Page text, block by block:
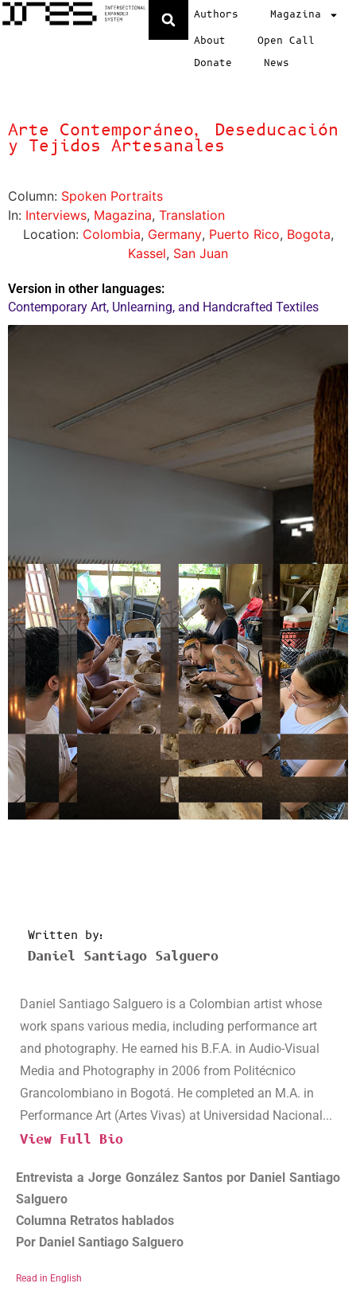
Authors
Magazina
About
Open Call
Donate
News
Arte Contemporáneo, Deseducación
y Tejidos Artesanales
Column: Spoken Portraits
In: Interviews, Magazina, Translation
Location: Colombia, Germany, Puerto Rico, Bogota,
Kassel, San Juan
Version in other languages:
Contemporary Art, Unlearning, and Handcrafted Textiles
Written by:
Daniel Santiago Salguero
Daniel Santiago Salguero is a Colombian artist whose
work spans various media, including performance art
and photography. He earned his B.F.A. in Audio-Visual
Media and Photography in 2006 from Politécnico
Grancolombiano in Bogotá. He completed an M.A. in
Performance Art (Artes Vivas) at Universidad Nacional...
View Full Bio
Entrevista a Jorge González Santos por Daniel Santiago
Salguero
Columna Retratos hablados
Por Daniel Santiago Salguero
Read in English